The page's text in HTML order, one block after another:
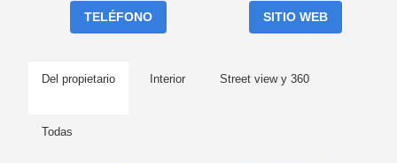
TELÉFONO SITIO WEB
Del propietario Interior Street view y 360
Todas